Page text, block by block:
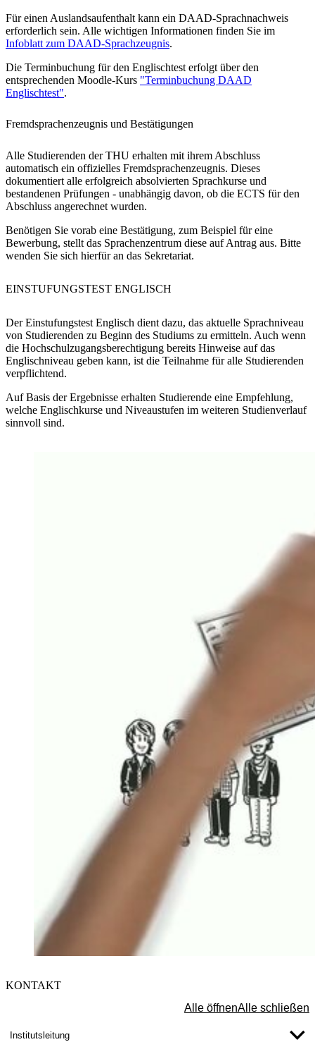
Der Schutz Ihrer Daten ist uns wichtig. Erst wenn Sie hier
Externe Inhalte laden
Für einen Auslandsaufenthalt kann ein DAAD-Sprachnachweis
erforderlich sein. Alle wichtigen Informationen finden Sie im
Infoblatt zum DAAD-Sprachzeugnis.
Die Terminbuchung für den Englischtest erfolgt über den
entsprechenden Moodle-Kurs "Terminbuchung DAAD
Englischtest".
Fremdsprachenzeugnis und Bestätigungen
Alle Studierenden der THU erhalten mit ihrem Abschluss
automatisch ein offizielles Fremdsprachenzeugnis. Dieses
dokumentiert alle erfolgreich absolvierten Sprachkurse und
bestandenen Prüfungen - unabhängig davon, ob die ECTS für den
Abschluss angerechnet wurden.
Benötigen Sie vorab eine Bestätigung, zum Beispiel für eine
Bewerbung, stellt das Sprachenzentrum diese auf Antrag aus. Bitte
wenden Sie sich hierfür an das Sekretariat.
EINSTUFUNGSTEST ENGLISCH
Der Einstufungstest Englisch dient dazu, das aktuelle Sprachniveau
von Studierenden zu Beginn des Studiums zu ermitteln. Auch wenn
die Hochschulzugangsberechtigung bereits Hinweise auf das
Englischniveau geben kann, ist die Teilnahme für alle Studierenden
verpflichtend.
Auf Basis der Ergebnisse erhalten Studierende eine Empfehlung,
welche Englischkurse und Niveaustufen im weiteren Studienverlauf
sinnvoll sind.
erlauben Sie uns, Daten von Dritt-Anbieter-Servern zu
Externe Inhalte laden
KONTAKT
Alle öffnenAlle schließen
Institutsleitung